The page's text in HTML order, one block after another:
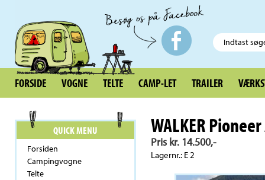
FORSIDE VOGNE TELTE CAMP-LET TRAILER
QUICK MENU
Forsiden
Campingvogne
Telte
WALKER
Pris kr. 14.500,-
Lagernr.: E 2